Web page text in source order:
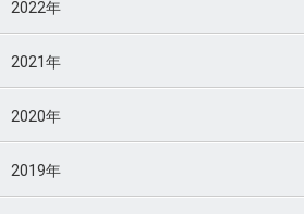
2022年
2021年
2020年
2019年